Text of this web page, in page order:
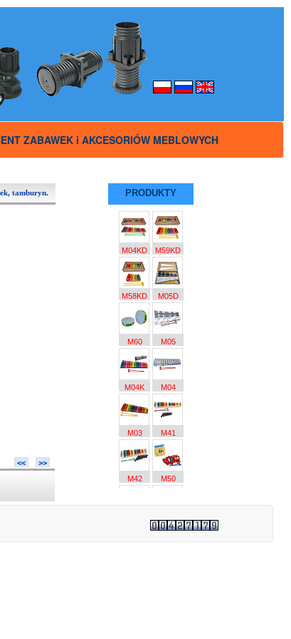
ZABAWEK i AKCESORIÓW MEBLOWYCH
tamburyn.
>>
<<
PRODUKTY
M04KD M59KD
M58KD M05D
M60 M05
M04K M04
M03 M41
M42 M50
M06